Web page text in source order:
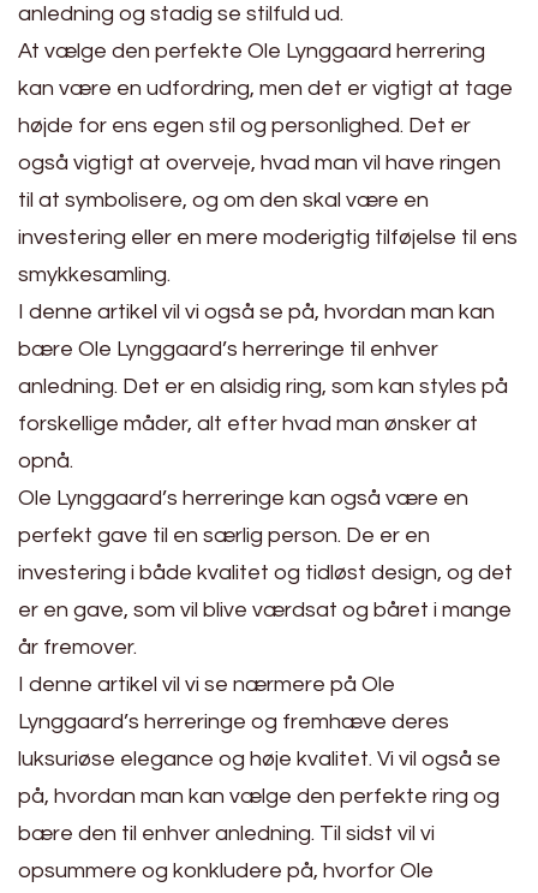
anledning og stadig se stilfuld ud.
At vælge den perfekte Ole Lynggaard herrering
kan være en udfordring, men det er vigtigt at tage
højde for ens egen stil og personlighed. Det er
også vigtigt at overveje, hvad man vil have ringen
til at symbolisere, og om den skal være en
investering eller en mere moderigtig tilføjelse til ens
smykkesamling.
I denne artikel vil vi også se på, hvordan man kan
bære Ole Lynggaard’s herreringe til enhver
anledning. Det er en alsidig ring, som kan styles på
forskellige måder, alt efter hvad man ønsker at
opnå.
Ole Lynggaard’s herreringe kan også være en
perfekt gave til en særlig person. De er en
investering i både kvalitet og tidløst design, og det
er en gave, som vil blive værdsat og båret i mange
år fremover.
I denne artikel vil vi se nærmere på Ole
Lynggaard’s herreringe og fremhæve deres
luksuriøse elegance og høje kvalitet. Vi vil også se
på, hvordan man kan vælge den perfekte ring og
bære den til enhver anledning. Til sidst vil vi
opsummere og konkludere på, hvorfor Ole